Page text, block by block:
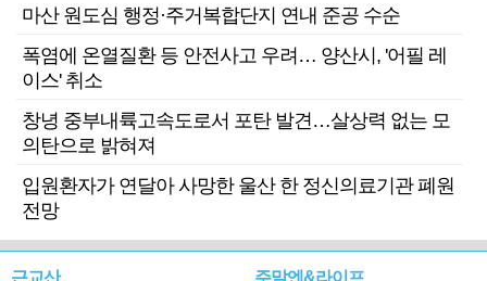
마산 원도심 행정·주거복합단지 연내 준공 수순
폭염에 온열질환 등 안전사고 우려… 양산시, '어필 레
이스' 취소
창녕 중부내륙고속도로서 포탄 발견…살상력 없는 모
의탄으로 밝혀져
입원환자가 연달아 사망한 울산 한 정신의료기관 폐원
전망